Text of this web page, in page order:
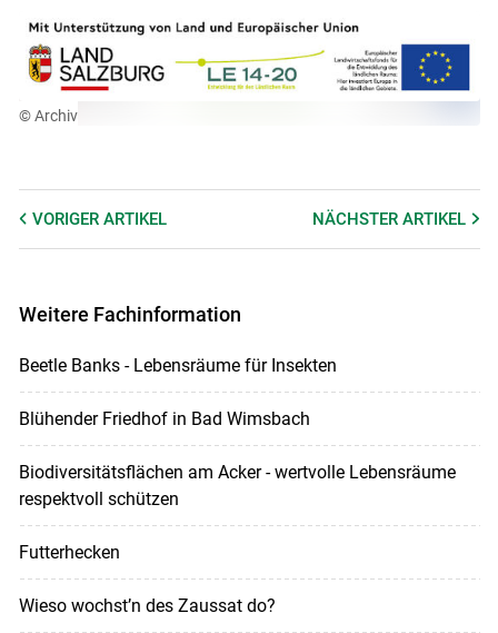
© Archiv
VORIGER ARTIKEL NÄCHSTERARTIKEL
Weitere Fachinformation
Beetle Banks - Lebensräume für Insekten
Blühender Friedhof in Bad Wimsbach
Biodiversitätsflächen am Acker - wertvolle Lebensräume
respektvoll schützen
Futterhecken
Wieso wochst’n des Zaussat do?